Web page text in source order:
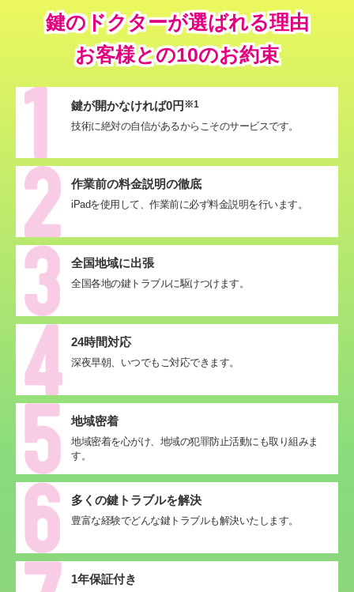
鍵のドクターが選ばれる理由
お客様との10のお約束
鍵が開かなければ0円 ※1
技術に絶対の自信があるからこそのサービスです。
作業前の料金説明の徹底
iPadを使用して、作業前に必ず料金説明を行います。
全国地域に出張
全国各地の鍵トラブルに駆けつけます。
24時間対応
深夜早朝、いつでもご対応できます。
地域密着
地域密着を心がけ、地域の犯罪防止活動にも取り組みま
す。
多くの鍵トラブルを解決
豊富な経験でどんな鍵トラブルも解決いたします。
1年保証付き